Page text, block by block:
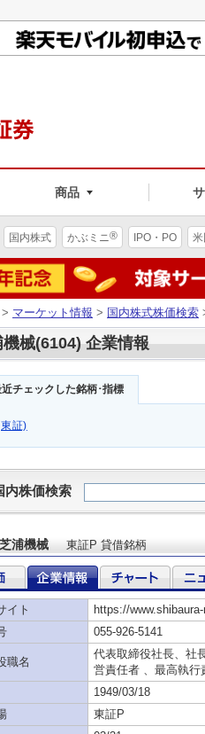
商品
国内株式 かぶミニ® IPO・PO
> マーケット情報 > 国内株式株価検索
機械(6104) 企業情報
チェックした銘柄･指標
証)